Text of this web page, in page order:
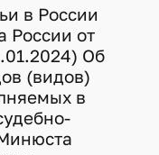
в России
России от
Об
(видов)
в